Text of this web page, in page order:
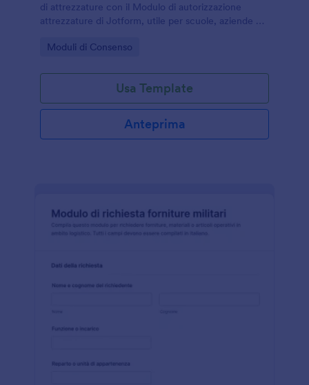
di attrezzature con il Modulo di autorizzazione
attrezzature di Jotform, utile per scuole, aziende e
dati e ogni invio del modulo online.
Go to Category:
Moduli di Consenso
Usa Template
Anteprima